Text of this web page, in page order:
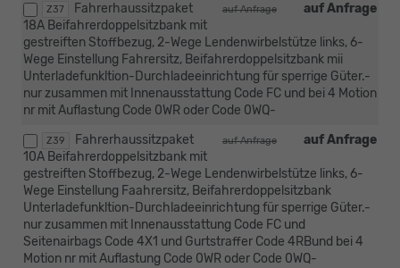
Z37 auf Anfrage
auf Anfrage
Fahrerhaussitzpaket
18A Beifahrerdoppelsitzbank mit
gestreiften Stoffbezug, 2-Wege Lendenwirbelstütze links, 6-
Wege Einstellung Fahrersitz, Beifahrerdoppelsitzbank mii
Unterladefunkltion-Durchladeeinrichtung für sperrige Güter.-
nur zusammen mit Innenausstattung Code FC und bei 4 Motion
nr mit Auflastung Code 0WR oder Code 0WQ-
Z39 auf Anfrage
auf Anfrage
Fahrerhaussitzpaket
10A Beifahrerdoppelsitzbank mit
gestreiften Stoffbezug, 2-Wege Lendenwirbelstütze links, 6-
Wege Einstellung Faahrersitz, Beifahrerdoppelsitzbank
Unterladefunkltion-Durchladeeinrichtung für sperrige Güter.-
nur zusammen mit Innenausstattung Code FC und
Seitenairbags Code 4X1 und Gurtstraffer Code 4RBund bei 4
Motion nr mit Auflastung Code 0WR oder Code 0WQ-